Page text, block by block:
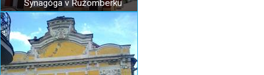
Synagóga v Ružomberku